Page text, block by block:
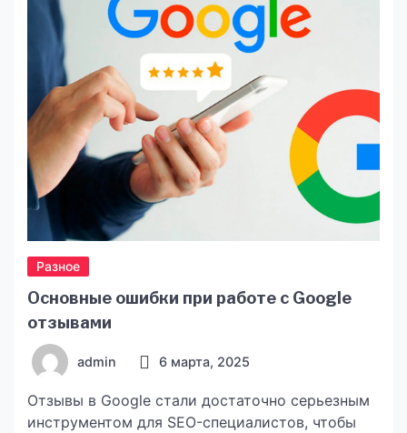
піаніно стають не просто зручністю, […]
Разное
Основные ошибки при работе с Google
отзывами
admin 6 марта, 2025
Отзывы в Google стали достаточно серьезным
инструментом для SEO-специалистов, чтобы